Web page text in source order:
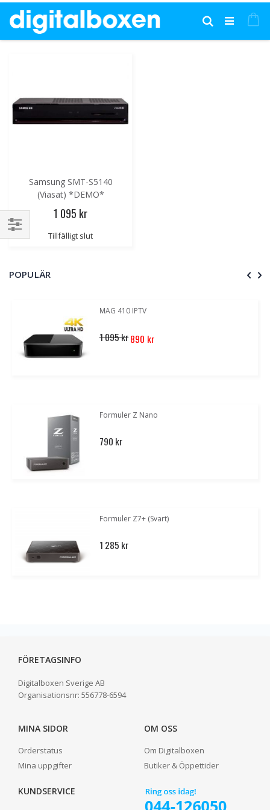
till
innehållet
Sök
Samsung SMT-S5140
(Viasat) *DEMO*
1 095 kr
Tillfälligt slut
Handla
POPULÄR
MAG 410 IPTV
1 095 kr Special
Price
890 kr
Formuler Z Nano
790 kr
Formuler Z7+ (Svart)
1 285 kr
FÖRETAGSINFO
Digitalboxen Sverige AB
Organisationsnr: 556778-6594
MINA SIDOR
Orderstatus
Mina uppgifter
OM OSS
Om Digitalboxen
Butiker & Öppettider
KUNDSERVICE